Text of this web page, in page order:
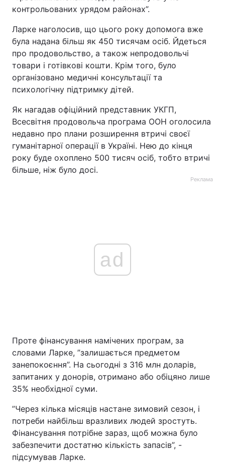
контрольованих урядом районах”.
Ларке наголосив, що цього року допомога вже
була надана більш як 450 тисячам осіб. Йдеться
про продовольство, а також непродовольчі
товари і готівкові кошти. Крім того, було
організовано медичні консультації та
психологічну підтримку дітей.
Як нагадав офіційний представник УКГП,
Всесвітня продовольча програма ООН оголосила
недавно про плани розширення втричі своєї
гуманітарної операції в Україні. Нею до кінця
року буде охоплено 500 тисяч осіб, тобто втричі
більше, ніж було досі.
Реклама
ad
Проте фінансування намічених програм, за
словами Ларке, ”залишається предметом
занепокоєння”. На сьогодні з 316 млн доларів,
запитаних у донорів, отримано або обіцяно лише
35% необхідної суми.
”Через кілька місяців настане зимовий сезон, і
потреби найбільш вразливих людей зростуть.
Фінансування потрібне зараз, щоб можна було
забезпечити достатню кількість запасів”, -
підсумував Ларке.